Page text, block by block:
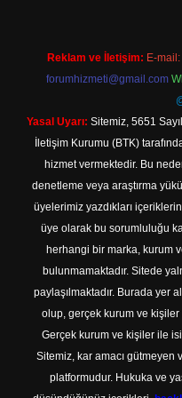
Reklam ve İletişim: E-mail:
forumhizmeti@gmail.com
Yasal Uyarı: Sitemiz, 5651
İletişim Kurumu (BTK)
hizmet vermektedir. Bu
denetleme veya araştırma
üyelerimiz yazdıkları
üye olarak bu sorumluluğu
herhangi bir marka, kurum
bulunmamaktadır. Sitede
paylaşılmaktadır. Burada yer
olup, gerçek kurum ve kişiler
Gerçek kurum ve kişiler ile
Sitemiz, kar amacı gütmeyen
platformudur. Hukuka ve